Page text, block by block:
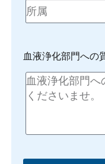
血液浄化部門への